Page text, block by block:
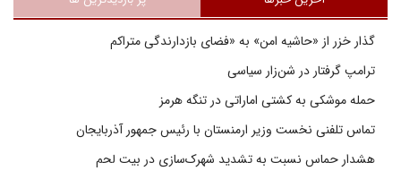
گذار خزر از «حاشیه امن» به «فضای بازدارندگی متراکم
ترامپ گرفتار در شن‌زار سیاسی
حمله موشکی به کشتی اماراتی در تنگه هرمز
تماس تلفنی نخست وزیر ارمنستان با رئیس جمهور آذربایجان
هشدار حماس نسبت به تشدید شهرک‌سازی در بیت‌ لحم